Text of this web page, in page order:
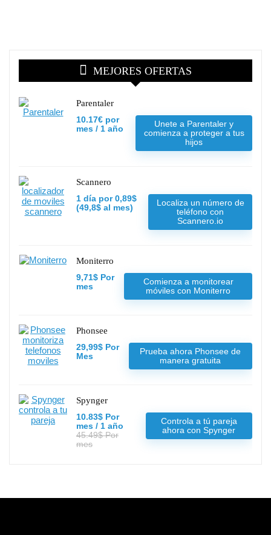
MEJORES OFERTAS
Parentaler
10.17€ por
mes / 1 año
Unete a Parentaler y
comienza a proteger a tus
hijos
Scannero
1 día por 0,89$
(49,8$ al mes)
Localiza un número de
teléfono con
Scannero.io
Moniterro
9,71$ Por
mes
Comienza a monitorear
móviles con Moniterro
Phonsee
29,99$ Por
Mes
Prueba ahora Phonsee de
manera gratuita
Spynger
10.83$ Por
mes / 1 año
45.49$ Por
mes
Controla a tú pareja
ahora con Spynger